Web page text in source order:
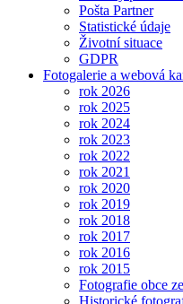
Pošta Partner
Statistické údaje
Životní situace
GDPR
Fotogalerie a webová
rok 2026
rok 2025
rok 2024
rok 2023
rok 2022
rok 2021
rok 2020
rok 2019
rok 2018
rok 2017
rok 2016
rok 2015
Fotografie obce
Historické